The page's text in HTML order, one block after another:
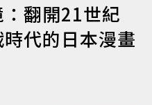
翻開21世紀
代的日本漫畫